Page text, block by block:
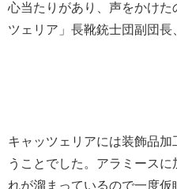
心当たりがあり、声をかけ
ツェリア」長靴銃士団副団長
キャッツェリアには装飾品
うことでした。アラミース
れが溜まっているので一度